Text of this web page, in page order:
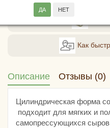
Как
Как
Описание Отзывы (0)
Цилиндрическая форма
подходит для мягких и
самопрессующихся